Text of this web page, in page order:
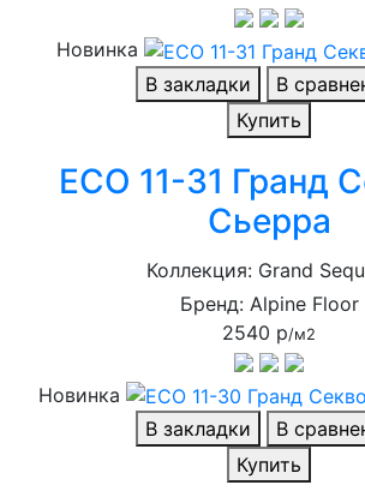
Новинка
В закладки
В
Купить
ECO 11-31 Гранд
Сьерра
Коллекция: Grand
Бренд: Alpine Floor
2540 р/м2
Новинка
В закладки
В
Купить